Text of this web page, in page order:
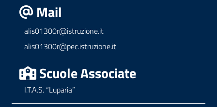
Mail
alis01300r@istruzione.it
alis01300r@pec.istruzione.it
Scuole Associate
I.T.A.S. “Luparia”